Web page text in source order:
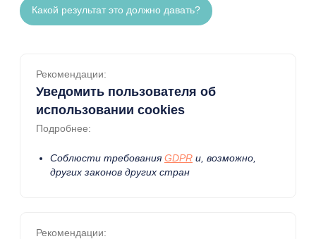
Какой результат это должно давать?
Рекомендации:
Уведомить пользователя об
использовании cookies
Подробнее:
Соблюсти требования GDPR и, возможно,
других законов других стран
Рекомендации: